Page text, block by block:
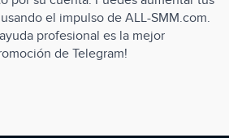
el impulso de ALL-SMM.com.
profesional es la mejor
de Telegram!